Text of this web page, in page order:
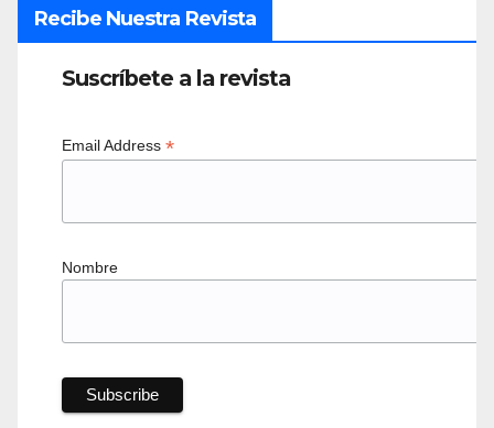
Recibe Nuestra Revista
Suscríbete a la revista
Email Address *
Nombre